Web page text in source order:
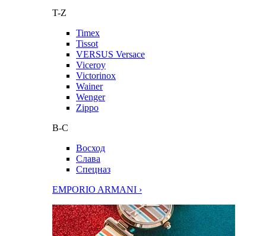
T-Z
Timex
Tissot
VERSUS Versace
Viceroy
Victorinox
Wainer
Wenger
Zippo
В-С
Восход
Слава
Спецназ
EMPORIO ARMANI ›